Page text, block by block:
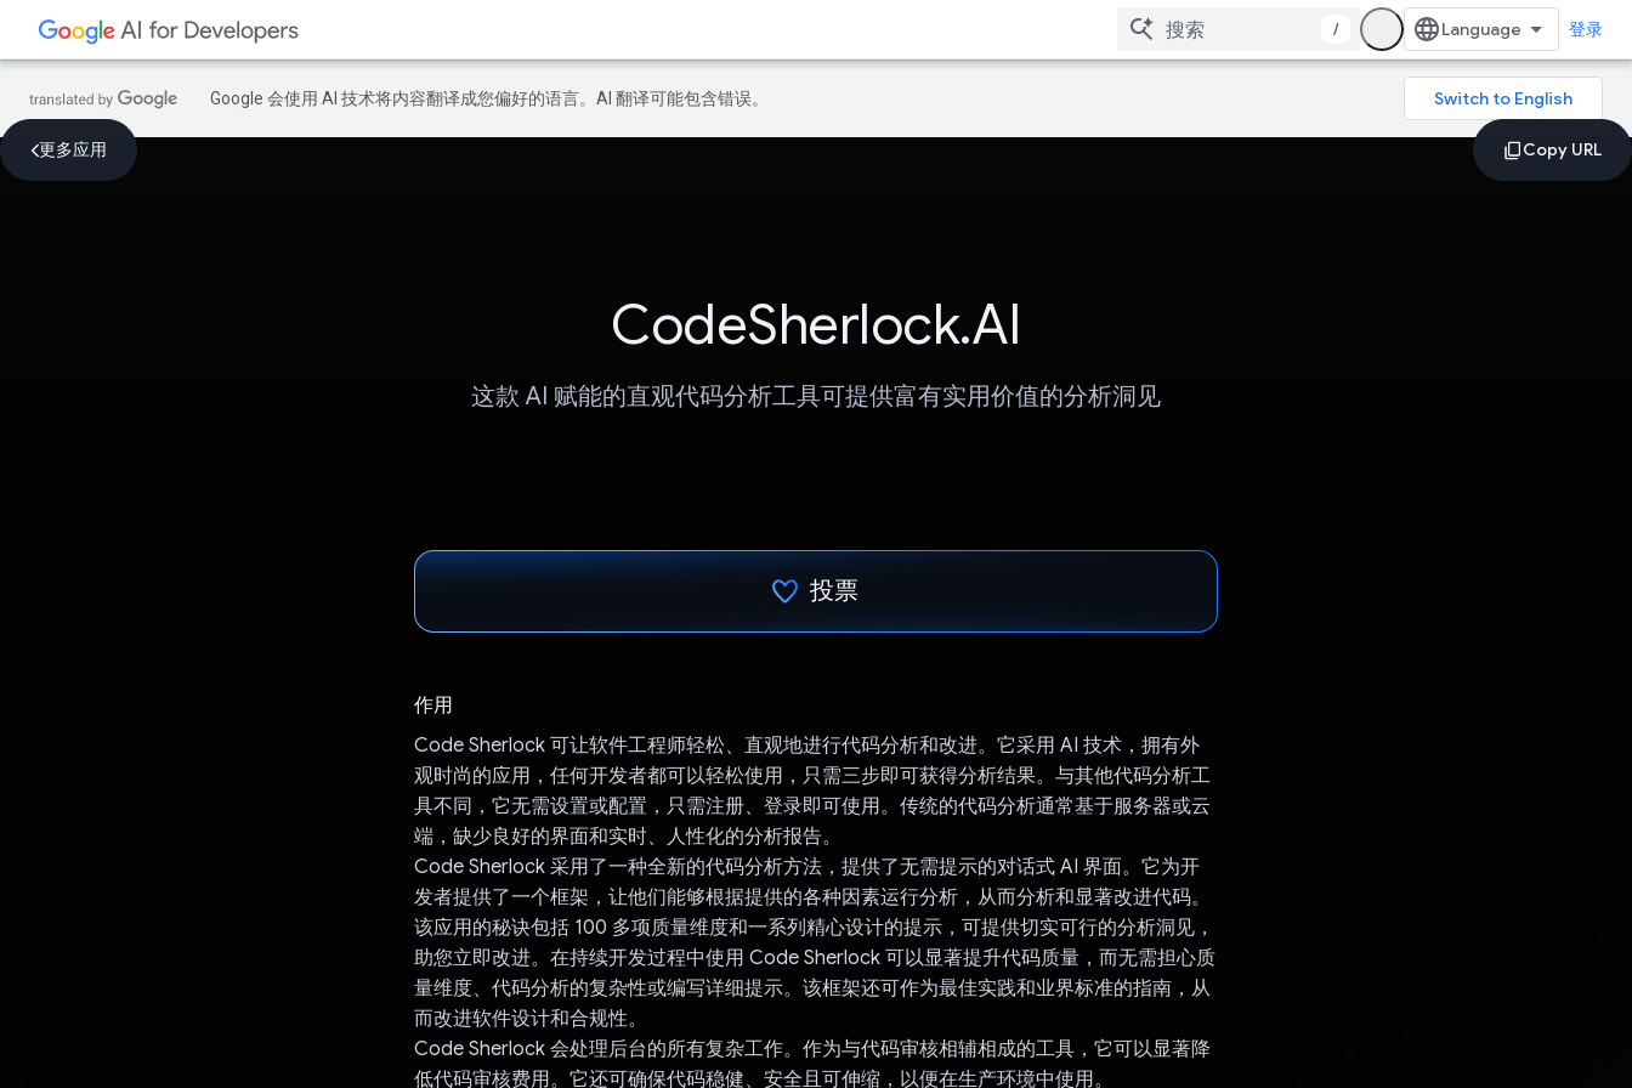
/ 登录
Google 会使用 AI 技术将内容翻译成您偏好的语言。AI 翻译可能包含错误。
更多应用
CodeSherlock.AI
这款 AI 赋能的直观代码分析工具可提供富有实用价值的分析洞见
投票
作用
Code Sherlock 可让软件工程师轻松、直观地进行代码分析和改进。它采用 AI 技术，拥有外
观时尚的应用，任何开发者都可以轻松使用，只需三步即可获得分析结果。与其他代码分析工
具不同，它无需设置或配置，只需注册、登录即可使用。传统的代码分析通常基于服务器或云
端，缺少良好的界面和实时、人性化的分析报告。
Code Sherlock 采用了一种全新的代码分析方法，提供了无需提示的对话式 AI 界面。它为开
发者提供了一个框架，让他们能够根据提供的各种因素运行分析，从而分析和显著改进代码。
该应用的秘诀包括 100 多项质量维度和一系列精心设计的提示，可提供切实可行的分析洞见，
助您立即改进。在持续开发过程中使用 Code Sherlock 可以显著提升代码质量，而无需担心质
量维度、代码分析的复杂性或编写详细提示。该框架还可作为最佳实践和业界标准的指南，从
而改进软件设计和合规性。
Code Sherlock 会处理后台的所有复杂工作。作为与代码审核相辅相成的工具，它可以显著降
低代码审核费用。它还可确保代码稳健、安全且可伸缩，以便在生产环境中使用。